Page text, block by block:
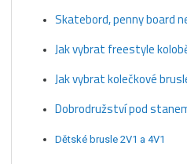
Skatebord, penny board
Jak vybrat freestyle
Jak vybrat kolečkové
Dobrodružství pod
Dětské brusle 2V1 a 4V1